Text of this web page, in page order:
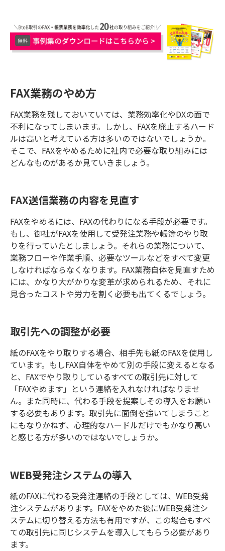
FAX業務のやめ方
FAX業務を残しておいていては、業務効率化やDXの面で
不利になってしまいます。しかし、FAXを廃止するハード
ルは高いと考えている方は多いのではないでしょうか。
そこで、FAXをやめるために社内で必要な取り組みには
どんなものがあるか見ていきましょう。
FAX送信業務の内容を見直す
FAXをやめるには、FAXの代わりになる手段が必要です。
もし、御社がFAXを使用して受発注業務や帳簿のやり取
りを行っていたとしましょう。それらの業務について、
業務フローや作業手順、必要なツールなどをすべて変更
しなければならなくなります。FAX業務自体を見直すため
には、かなり大がかりな変革が求められるため、それに
見合ったコストや労力を割く必要も出てくるでしょう。
取引先への調整が必要
紙のFAXをやり取りする場合、相手先も紙のFAXを使用し
ています。もしFAX自体をやめて別の手段に変えるとなる
と、FAXでやり取りしているすべての取引先に対して
「FAXやめます」という連絡を入れなければなりませ
ん。また同時に、代わる手段を提案しその導入をお願い
する必要もあります。取引先に面倒を強いてしまうこと
にもなりかねず、心理的なハードルだけでもかなり高い
と感じる方が多いのではないでしょうか。
WEB受発注システムの導入
紙のFAXに代わる受発注連絡の手段としては、WEB受発
注システムがあります。FAXをやめた後にWEB受発注シ
ステムに切り替える方法も有用ですが、この場合もすべ
ての取引先に同じシステムを導入してもらう必要があり
ます。